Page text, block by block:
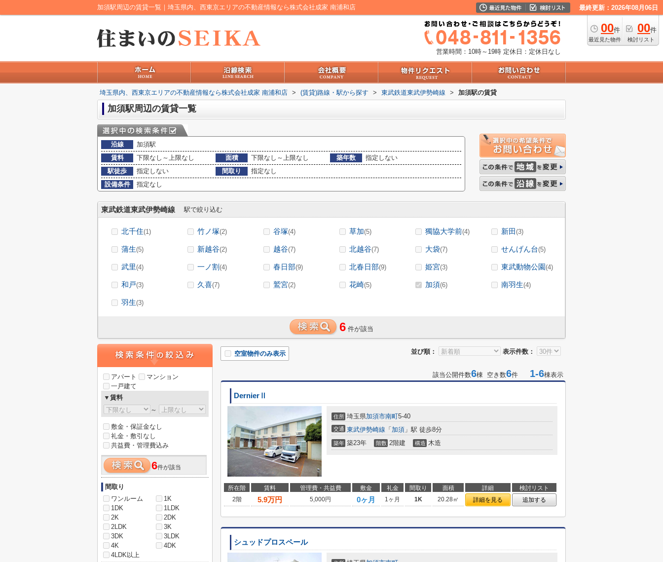
加須駅周辺の賃貸一覧｜埼玉県内、西東京エリアの不動産情報なら株式会社成家 南浦和店 最終更新：2026年08月06日
00件
最近見た物件
00件
検討リスト
営業時間：10時～19時 定休日：定休日なし
埼玉県内、西東京エリアの不動産情報なら株式会社成家 南浦和店 > (賃貸)路線・駅から探す > 東武鉄道東武伊勢崎線 > 加須駅の賃貸
加須駅周辺の賃貸一覧
沿線
加須駅
賃料
下限なし～上限なし 面積 下限なし～上限なし 築年数
指定しない
駅徒歩
指定しない 間取り
指定なし
設備条件
指定なし
東武鉄道東武伊勢崎線 駅で絞り込む
北千住(1) 竹ノ塚(2) 谷塚(4) 草加(5) 獨協大学前(4) 新田(3)
蒲生(5) 新越谷(2) 越谷(7) 北越谷(7) 大袋(7) せんげん台(5)
武里(4) 一ノ割 (4) 春日部(9) 北春日部(9) 姫宮(3) 東武動物公園(4)
和戸(3) 久喜(7) 鷲宮(2) 花崎(5) 加須(6) 南羽生(4)
羽生(3)
6 件が該当
並び順： 表示件数：
空室物件のみ表示
該当公開件数6棟 空き数6件 1-6棟表示
DernierⅡ
住所 埼玉県加須市南町5-40
交通 東武伊勢崎線 「 加須 」駅 徒歩8分
築年 築23年 階数 2階建 構造 木造
所在階 賃料 管理費・共益費 敷金 礼金 間取り 面積 詳細
検討リスト
2階
5.9万円 5,000円 0ヶ月 1ヶ月 1K 20.28㎡ 詳細を見る 追加する
シュッドプロスペール
アパート
マンション
一戸建て
▼賃料
～
敷金・保証金なし
礼金・敷引なし
共益費・管理費込み
6件が該当
間取り
ワンルーム
1K
1DK
1LDK
2K
2DK
2LDK
3K
3DK
3LDK
4K
4DK
4LDK以上